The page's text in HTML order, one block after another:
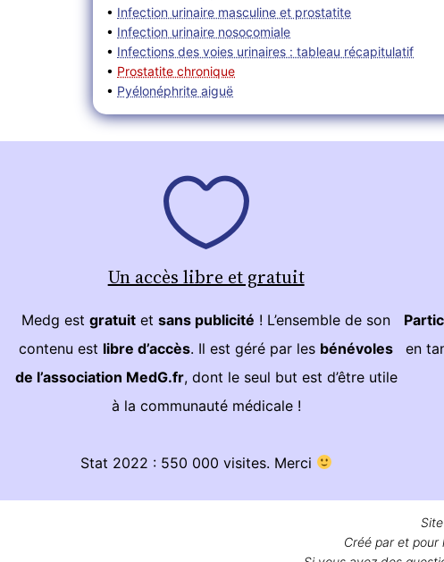
• Infection urinaire masculine et prostatite
• Infection urinaire nosocomiale
• Infections des voies urinaires : tableau récapitulatif
• Prostatite chronique
• Pyélonéphrite aiguë
Un accès libre et gratuit
Medg estgratuit etsans publicité ! L’ensemble de son
contenu est libre d’accès. Il est géré par les bénévoles
de l’association MedG.fr, dont le seul but est d’être utile
à la communauté médicale !
Stat 2022 : 550 000 visites. Merci
en
Créé par et pour